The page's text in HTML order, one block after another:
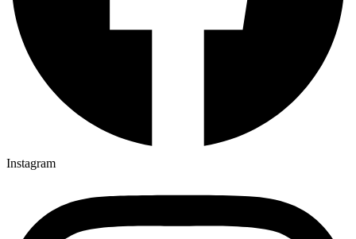
Instagram